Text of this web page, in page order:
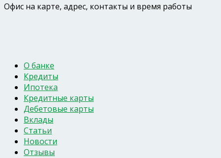
Офис на карте, адрес, контакты и время работы
О банке
Кредиты
Ипотека
Кредитные карты
Дебетовые карты
Вклады
Статьи
Новости
Отзывы